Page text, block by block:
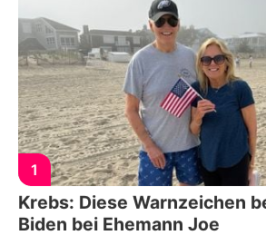
1
Krebs: Diese Warnzeichen
Biden bei Ehemann Joe